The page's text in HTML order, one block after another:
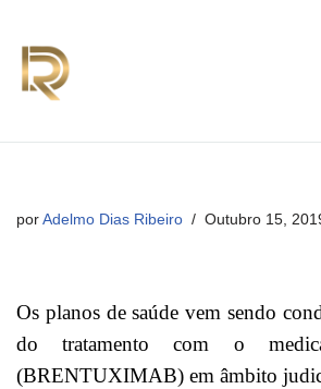
Avançar
para
por Adelmo Dias Ribeiro Outubro 15,
Os planos de saúde vem sendo
do tratamento com o
(BRENTUXIMAB) em âmbito